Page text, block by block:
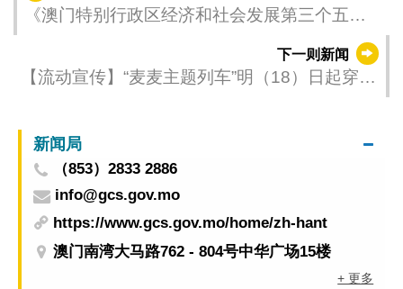
《澳门特别行政区经济和社会发展第三个五年
规划（2026-2030年）》公开咨询举行劳工、乡
团及社会服务界专场咨询会
下一则新闻
【流动宣传】“麦麦主题列车”明（18）日起穿梭
新闻局
（853）2833 2886
info@gcs.gov.mo
https://www.gcs.gov.mo/home/zh-hant
澳门南湾大马路762 - 804号中华广场15楼
+ 更多